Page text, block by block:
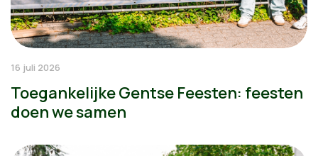
16 juli 2026
Toegankelijke Gentse Feesten: feesten
doen we samen